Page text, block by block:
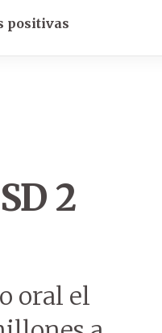
positivas
2
oral el